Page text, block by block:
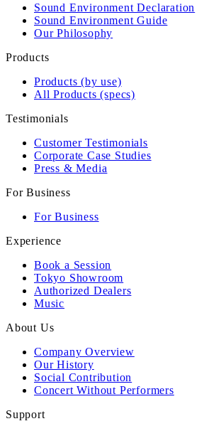
Sound Environment Declaration
Sound Environment Guide
Our Philosophy
Products
Products (by use)
All Products (specs)
Testimonials
Customer Testimonials
Corporate Case Studies
Press & Media
For Business
For Business
Experience
Book a Session
Tokyo Showroom
Authorized Dealers
Music
About Us
Company Overview
Our History
Social Contribution
Concert Without Performers
Support